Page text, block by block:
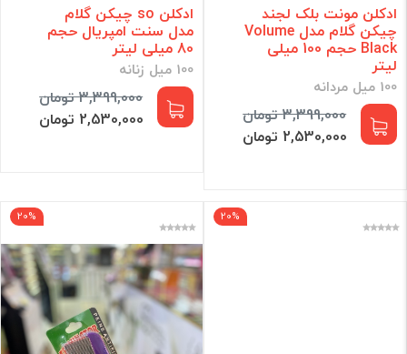
ادکلن مونت بلک لجند
چیکن گلام مدل Volume
Black حجم 100 میلی
لیتر
100 میل مردانه
3,399,000 تومان
2,530,000 تومان
ادکلن so چیکن گلام
مدل سنت امپریال حجم
80 میلی لیتر
100 میل زنانه
3,399,000 تومان
2,530,000 تومان
20%
20%